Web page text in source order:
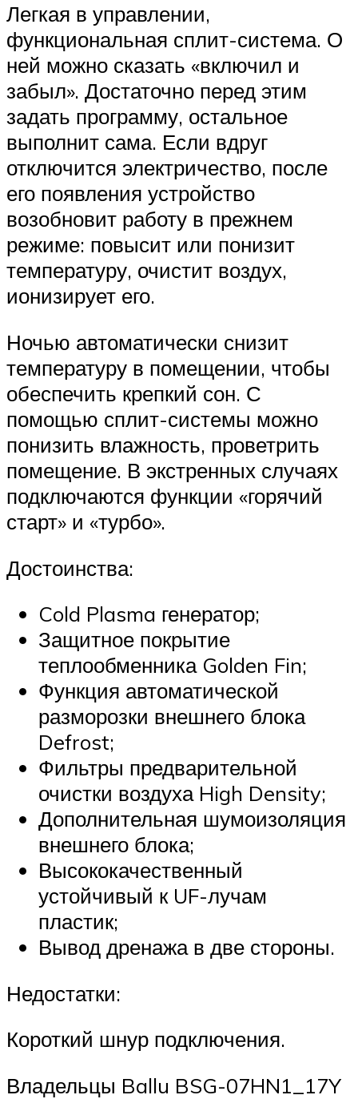
Легкая в управлении,
функциональная сплит-система. О
ней можно сказать «включил и
забыл». Достаточно перед этим
задать программу, остальное
выполнит сама. Если вдруг
отключится электричество, после
его появления устройство
возобновит работу в прежнем
режиме: повысит или понизит
температуру, очистит воздух,
ионизирует его.
Ночью автоматически снизит
температуру в помещении, чтобы
обеспечить крепкий сон. С
помощью сплит-системы можно
понизить влажность, проветрить
помещение. В экстренных случаях
подключаются функции «горячий
старт» и «турбо».
Достоинства:
Cold Plasma генератор;
Защитное покрытие
теплообменника Golden Fin;
Функция автоматической
разморозки внешнего блока
Defrost;
Фильтры предварительной
очистки воздуха High Density;
Дополнительная шумоизоляция
внешнего блока;
Высококачественный
устойчивый к UF-лучам
пластик;
Вывод дренажа в две стороны.
Недостатки:
Короткий шнур подключения.
Владельцы Ballu BSG-07HN1_17Y